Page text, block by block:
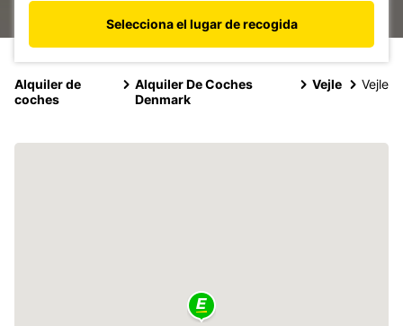
Selecciona el lugar de recogida
Alquiler de
coches
Alquiler De Coches
Denmark
Vejle Vejle